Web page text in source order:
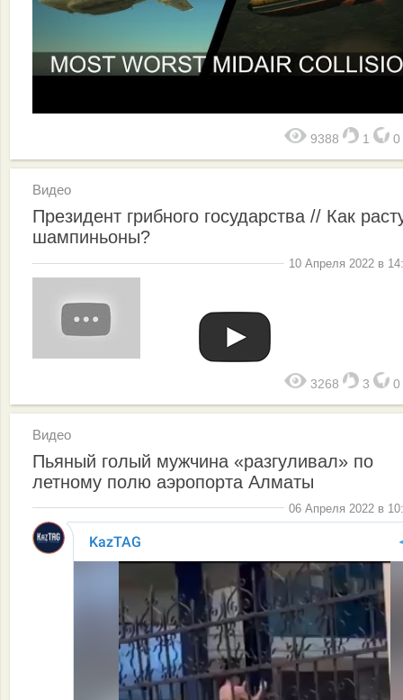
9388 1 0
Видео
Президент грибного государства // Как
шампиньоны?
10 Апреля 2022 в
3268 3 0
Видео
Пьяный голый мужчина «разгуливал» по
летному полю аэропорта Алматы
06 Апреля 2022 в